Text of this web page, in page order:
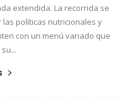
extendida. La recorrida se
políticas nutricionales y
con un menú variado que